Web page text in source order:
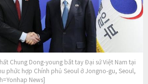
Chung Dong-young bắt tay Đại sứ Việt Nam tại
phức hợp Chính phủ Seoul ở Jongno-gu, Seoul,
News]